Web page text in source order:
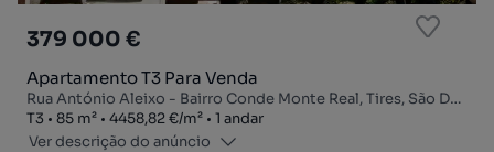
379 000 €
Apartamento T3 Para Venda
Rua António Aleixo - Bairro Conde Monte Real, Tires, São Domingos de Rana, Cascais, Lisboa
Tipologia
T3
Zona85 m²
Preço por metro quadrado
4458,82 €/m²
Andar
1 andar
Ver descrição do anúncio